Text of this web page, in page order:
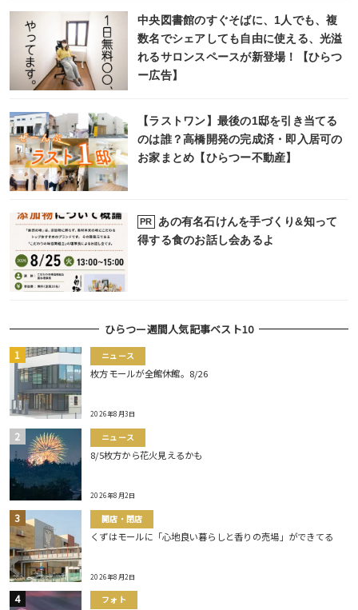
中央図書館のすぐそばに、1人でも、複
数名でシェアしても自由に使える、光溢
れるサロンスペースが新登場！【ひらつ
ー広告】
【ラストワン】最後の1邸を引き当てる
のは誰？高橋開発の完成済・即入居可の
お家まとめ【ひらつー不動産】
PR
あの有名石けんを手づくり&知って
得する食のお話し会あるよ
ひらつー週間人気記事ベスト10
ニュース
枚方モールが全館休館。8/26
2026年8月3日
ニュース
8/5枚方から花火見えるかも
2026年8月2日
開店・閉店
くずはモールに「心地良い暮らしと香りの売場」ができてる
2026年8月2日
フォト